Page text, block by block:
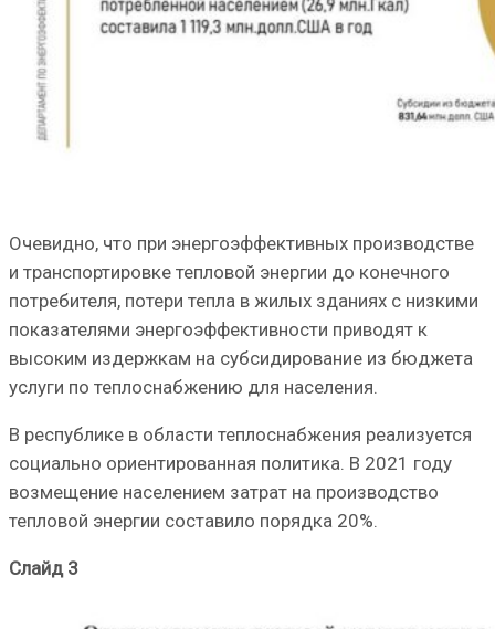
Очевидно, что при энергоэффективных производстве
и транспортировке тепловой энергии до конечного
потребителя, потери тепла в жилых зданиях с низкими
показателями энергоэффективности приводят к
высоким издержкам на субсидирование из бюджета
услуги по теплоснабжению для населения.
В республике в области теплоснабжения реализуется
социально ориентированная политика. В 2021 году
возмещение населением затрат на производство
тепловой энергии составило порядка 20%.
Слайд 3